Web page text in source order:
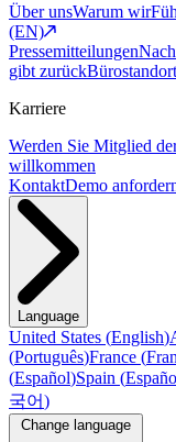
Über unsWarum wir
(EN)
Pressemitteilungen
gibt zurück
Karriere
Werden Sie Mitglied
willkommen
KontaktDemo
Language
United States (English)
(Português)France (
(Español)Spain (
국어)
Change language